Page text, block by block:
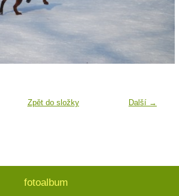
Další →
Zpět do složky
fotoalbum